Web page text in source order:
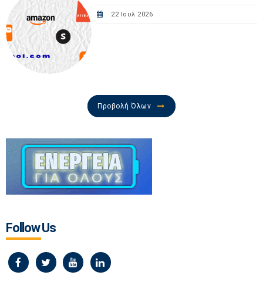
22 Ιουλ 2026
Προβολή Όλων
Follow Us